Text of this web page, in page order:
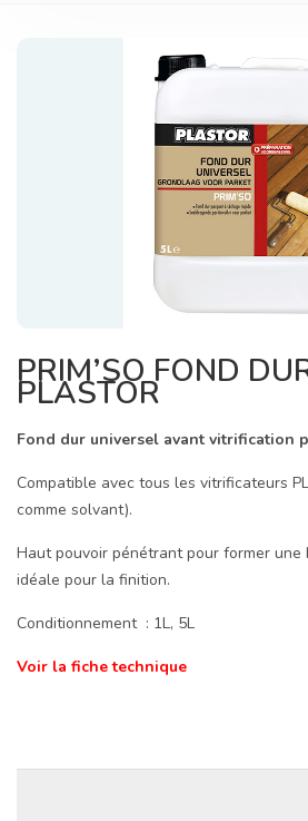
PRIM’SO FOND
PLASTOR
Fond dur universel avant vitrification
Compatible avec tous les vitrificateurs
comme solvant).
Haut pouvoir pénétrant pour former une
idéale pour la finition.
Conditionnement : 1L, 5L
Voir la fiche technique